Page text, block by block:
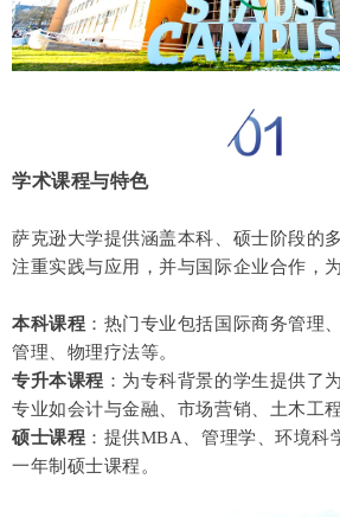
学术课程与特色
萨克逊大学提供涵盖本科、硕士阶段的
注重实践与应用，并与国际企业合作，
本科课程 ：热门专业包括国际商务管理
管理、物理疗法等。
专升本课程 ：为专科背景的学生提供了
专业如会计与金融、市场营销、土木工程
硕士课程 ：提供MBA、管理学、环境科
一年制硕士课程。